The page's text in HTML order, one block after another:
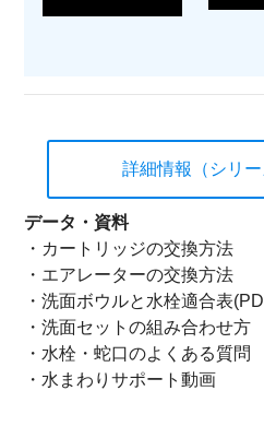
詳細情報（シリー
データ・資料
・ カートリッジの交換方法
・ エアレーターの交換方法
・洗面ボウルと水栓適合表
・洗面セットの組み合わせ方
・ 水栓・蛇口のよくある質問
・ 水まわりサポート動画